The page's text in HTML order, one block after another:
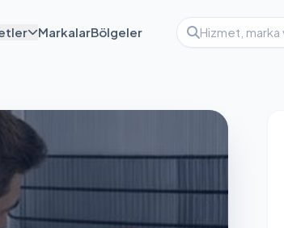
MarkalarBölgeler